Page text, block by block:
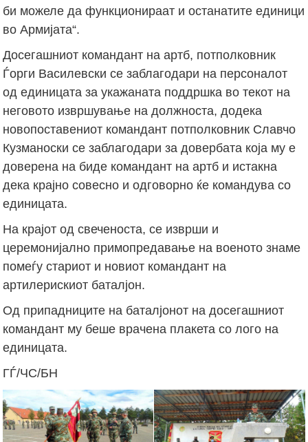
би можеле да функционираат и останатите единици
во Армијата“.
Досегашниот командант на артб, потполковник
Ѓорги Василевски се заблагодари на персоналот
од единицата за укажаната поддршка во текот на
неговото извршување на должноста, додека
новопоставениот командант потполковник Славчо
Кузманоски се заблагодари за довербата која му е
доверена на биде командант на артб и истакна
дека крајно совесно и одговорно ќе командува со
единицата.
На крајот од свеченоста, се изврши и
церемонијално примопредавање на военото знаме
помеѓу стариот и новиот командант на
артилерискиот баталјон.
Од припадниците на баталјонот на досегашниот
командант му беше врачена плакета со лого на
единицата.
ГЃ/ЧС/БН